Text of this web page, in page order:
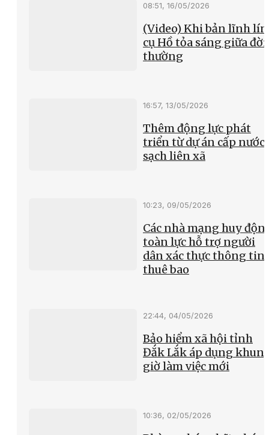
08:51, 16/05/2026
(Video) Khi bản lĩnh
cụ Hồ tỏa sáng giữa đời
thường
16:57, 13/05/2026
Thêm động lực phát
triển từ dự án cấp nước
sạch liên xã
10:23, 09/05/2026
Các nhà mạng huy
toàn lực hỗ trợ người
dân xác thực thông tin
thuê bao
22:44, 04/05/2026
Bảo hiểm xã hội tỉnh
Đắk Lắk áp dụng
giờ làm việc mới
10:36, 02/05/2026